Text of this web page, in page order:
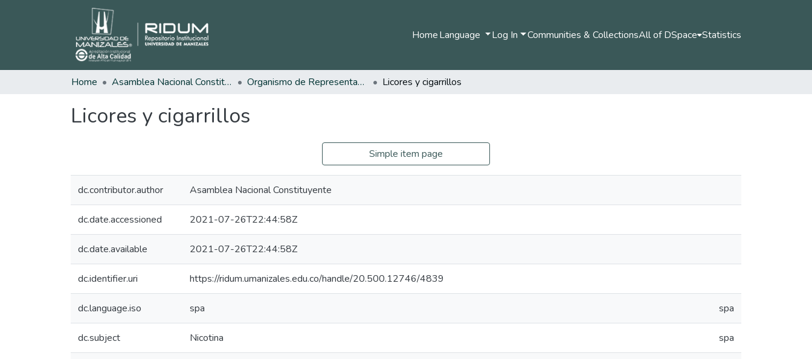
HomeLanguage Log In Communities & CollectionsAll of DSpace Statistics
Home Asamblea Nacional Constituyente Organismo de Representantes Constituyente Licores y cigarrillos
Licores y cigarrillos
Simple item page
dc.contributor.author Asamblea Nacional Constituyente
dc.date.accessioned 2021-07-26T22:44:58Z
dc.date.available 2021-07-26T22:44:58Z
dc.identifier.uri https://ridum.umanizales.edu.co/handle/20.500.12746/4839
dc.language.iso spa spa
dc.subject Nicotina spa